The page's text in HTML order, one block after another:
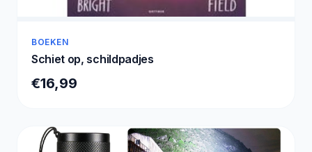
BOEKEN
Schiet op, schildpadjes
€16,99